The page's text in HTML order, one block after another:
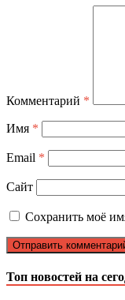
Комментарий *
Имя *
Email *
Сайт
Сохранить моё
Топ новостей на